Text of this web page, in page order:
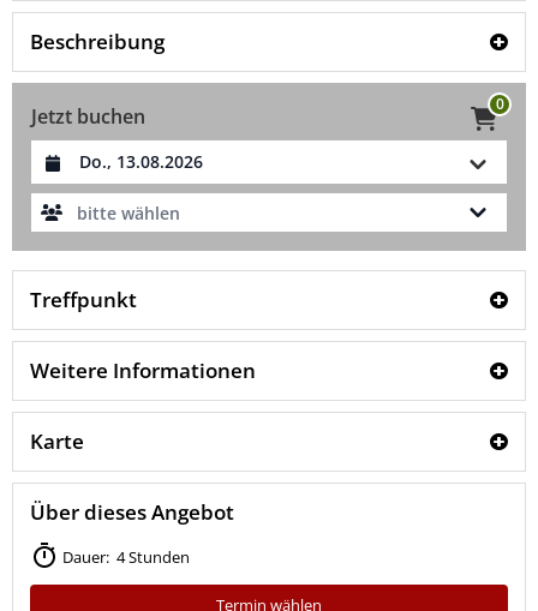
Beschreibung
Jetzt buchen 0
Datum auswählen
bitte wählen
Treffpunkt
Weitere Informationen
Karte
Über dieses Angebot
Dauer: 4 Stunden
Termin wählen